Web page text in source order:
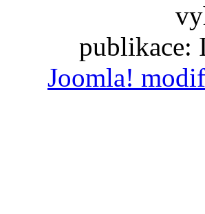
publikace:
Joomla!